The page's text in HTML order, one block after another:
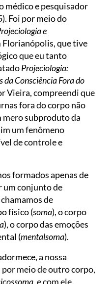
médico e pesquisador
Foi por meio do
e
Florianópolis, que tive
que eu tanto
Projeciologia:
da Consciência Fora do
Vieira, compreendi que
fora do corpo não
mero subproduto da
um fenômeno
de controle e
formados apenas de
um conjunto de
de
físico (soma), o corpo
), o corpo das emoções
(mentalsoma).
a nossa
meio de outro corpo,
, e com ele,